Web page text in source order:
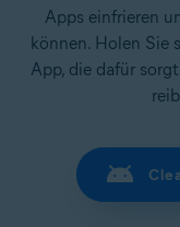
Apps einfrieren
können. Holen Sie
App, die dafür